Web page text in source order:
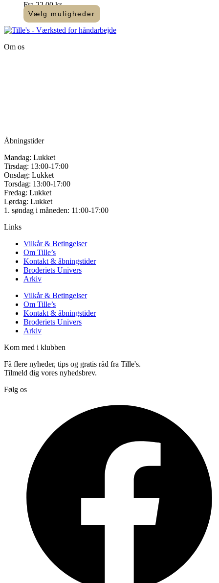
Fra22,00kr.
Vælg muligheder
Dette
vare
flere
Om os
Åbningstider
Mandag: Lukket
Tirsdag: 13:00-17:00
Onsdag: Lukket
Torsdag: 13:00-17:00
Fredag: Lukket
Lørdag: Lukket
1. søndag i måneden: 11:00-17:00
Links
Vilkår & Betingelser
Om Tille’s
Kontakt & åbningstider
Broderiets Univers
Arkiv
Vilkår & Betingelser
Om Tille’s
Kontakt & åbningstider
Broderiets Univers
Arkiv
Kom med i klubben
Få flere nyheder, tips og gratis råd fra Tille's.
Tilmeld dig vores nyhedsbrev.
Følg os